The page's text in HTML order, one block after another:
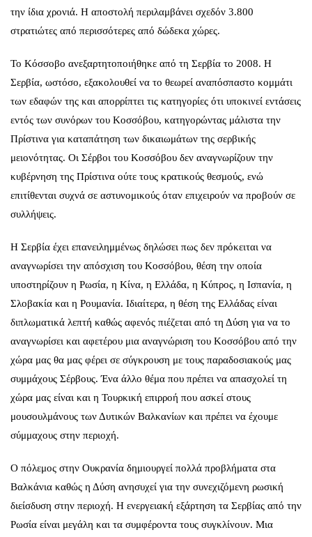
την ίδια χρονιά. Η αποστολή περιλαμβάνει σχεδόν 3.800
στρατιώτες από περισσότερες από δώδεκα χώρες.
Το Κόσσοβο ανεξαρτητοποιήθηκε από τη Σερβία το 2008. Η
Σερβία, ωστόσο, εξακολουθεί να το θεωρεί αναπόσπαστο κομμάτι
των εδαφών της και απορρίπτει τις κατηγορίες ότι υποκινεί εντάσεις
εντός των συνόρων του Κοσσόβου, κατηγορώντας μάλιστα την
Πρίστινα για καταπάτηση των δικαιωμάτων της σερβικής
μειονότητας. Οι Σέρβοι του Κοσσόβου δεν αναγνωρίζουν την
κυβέρνηση της Πρίστινα ούτε τους κρατικούς θεσμούς, ενώ
επιτίθενται συχνά σε αστυνομικούς όταν επιχειρούν να προβούν σε
συλλήψεις.
Η Σερβία έχει επανειλημμένως δηλώσει πως δεν πρόκειται να
αναγνωρίσει την απόσχιση του Κοσσόβου, θέση την οποία
υποστηρίζουν η Ρωσία, η Κίνα, η Ελλάδα, η Κύπρος, η Ισπανία, η
Σλοβακία και η Ρουμανία. Ιδιαίτερα, η θέση της Ελλάδας είναι
διπλωματικά λεπτή καθώς αφενός πιέζεται από τη Δύση για να το
αναγνωρίσει και αφετέρου μια αναγνώριση του Κοσσόβου από την
χώρα μας θα μας φέρει σε σύγκρουση με τους παραδοσιακούς μας
συμμάχους Σέρβους. Ένα άλλο θέμα που πρέπει να απασχολεί τη
χώρα μας είναι και η Τουρκική επιρροή που ασκεί στους
μουσουλμάνους των Δυτικών Βαλκανίων και πρέπει να έχουμε
σύμμαχους στην περιοχή.
Ο πόλεμος στην Ουκρανία δημιουργεί πολλά προβλήματα στα
Βαλκάνια καθώς η Δύση ανησυχεί για την συνεχιζόμενη ρωσική
διείσδυση στην περιοχή. Η ενεργειακή εξάρτηση τα Σερβίας από την
Ρωσία είναι μεγάλη και τα συμφέροντα τους συγκλίνουν. Μια